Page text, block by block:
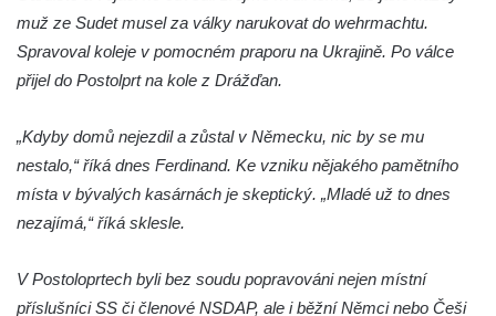
Chlumčanech
Hrob Antonína Krejcárka na hřbitově v
Chlumčanech
Hrob vojáků Rudé armády na hřbitově v
Chlumčanech
hřbitově v Chlumčanech
Pomník obětem 1. a 2. světové války v
muž ze Sudet musel za války narukovat do wehrmachtu.
Spravoval koleje v pomocném praporu na Ukrajině. Po válce
přijel do Postolprt na kole z Drážďan.
„Kdyby domů nejezdil a zůstal v Německu, nic by se mu
nestalo,“ říká dnes Ferdinand. Ke vzniku nějakého pamětního
místa v bývalých kasárnách je skeptický. „Mladé už to dnes
nezajímá,“ říká sklesle.
V Postoloprtech byli bez soudu popravováni nejen místní
příslušníci SS či členové NSDAP, ale i běžní Němci nebo Češi